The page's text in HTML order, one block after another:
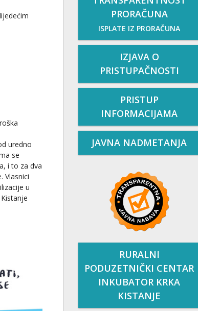
uredno
se
i to za dva
Vlasnici
u
PRORAČUNA
ISPLATE IZ PRORAČUNA
IZJAVA O
PRISTUPAČNOSTI
PRISTUP
INFORMACIJAMA
JAVNA NADMETANJA
RURALNI
PODUZETNIČKI CENTAR
INKUBATOR KRKA
KISTANJE